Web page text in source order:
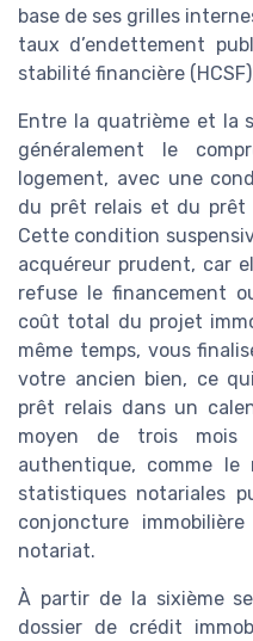
base de ses grilles
taux d’endettement
stabilité financière
Entre la quatrième et la
généralement le
logement, avec une
du prêt relais et du prêt
Cette condition
acquéreur prudent, car
refuse le financement
coût total du projet
même temps, vous
votre ancien bien, ce
prêt relais dans un
moyen de trois mois
authentique, comme le
statistiques notariales
conjoncture
notariat.
À partir de la sixième
dossier de crédit